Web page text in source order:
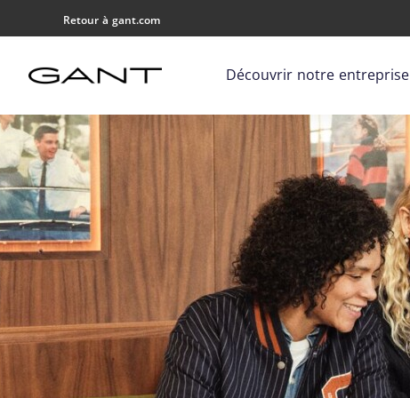
Retour à gant.com
Découvrir notre entreprise